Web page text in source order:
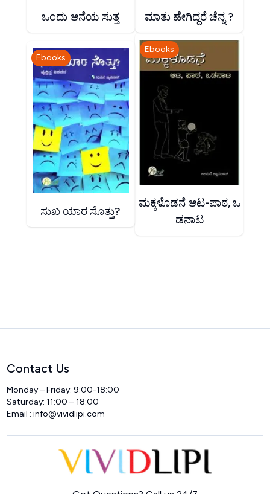
ಒಂದು ಆನೆಯ ಸುತ್ತ ಮಾತು ಹೇಗಿದ್ದರೆ ಚೆನ್ನ ?
Ebooks
ಸುಖ ಯಾರ ಸೊತ್ತು?
Ebooks
ಮಕ್ಕಳೊಡನೆ ಆಟ-ಪಾಠ, ಒ
ಡನಾಟ
Contact Us
Monday – Friday: 9:00-18:00
Saturday: 11:00 – 18:00
Email :info@vividlipi.com